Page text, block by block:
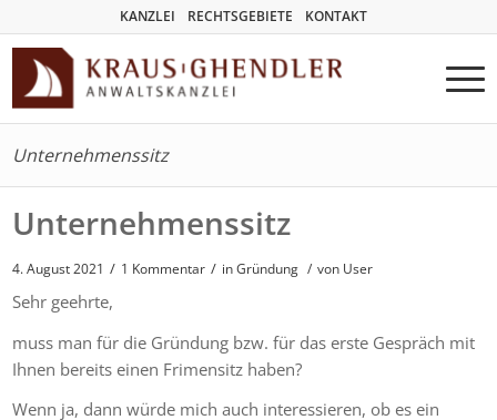
KANZLEI RECHTSGEBIETE KONTAKT
Unternehmenssitz
Unternehmenssitz
4. August 2021 / 1 Kommentar / inGründung / von User
Sehr geehrte,
muss man für die Gründung bzw. für das erste Gespräch mit
Ihnen bereits einen Frimensitz haben?
Wenn ja, dann würde mich auch interessieren, ob es ein